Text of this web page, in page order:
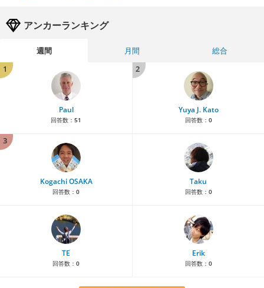
アンカーランキング
週間 月間
総合
1
Paul
回答数： 51
2
Yuya J. Kato
回答数： 0
3
Kogachi OSAKA
回答数： 0
Taku
回答数： 0
TE
回答数： 0
Erik
回答数： 0